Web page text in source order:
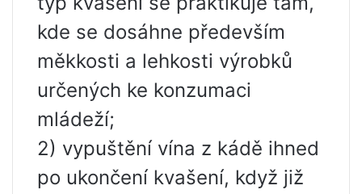
kde se dosáhne především
měkkosti a lehkosti výrobků
určených ke konzumaci
mládeží;
2) vypuštění vína z kádě ihned
po ukončení kvašení, když již